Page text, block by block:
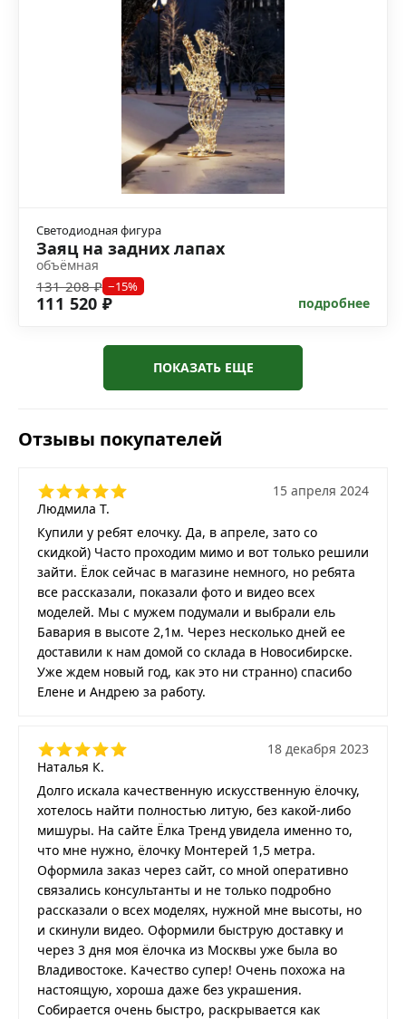
Светодиодная фигура
Заяц на задних лапах
объёмная
131 208 ₽ −15%
111 520 ₽ подробнее
ПОКАЗАТЬ ЕЩЕ
Отзывы покупателей
Людмила Т.
15 апреля 2024
Купили у ребят елочку. Да, в апреле, зато со
скидкой) Часто проходим мимо и вот только решили
зайти. Ёлок сейчас в магазине немного, но ребята
все рассказали, показали фото и видео всех
моделей. Мы с мужем подумали и выбрали ель
Бавария в высоте 2,1м. Через несколько дней ее
доставили к нам домой со склада в Новосибирске.
Уже ждем новый год, как это ни странно) спасибо
Елене и Андрею за работу.
Наталья К.
18 декабря 2023
Долго искала качественную искусственную ёлочку,
хотелось найти полностью литую, без какой-либо
мишуры. На сайте Ёлка Тренд увидела именно то,
что мне нужно, ёлочку Монтерей 1,5 метра.
Оформила заказ через сайт, со мной оперативно
связались консультанты и не только подробно
рассказали о всех моделях, нужной мне высоты, но
и скинули видео. Оформили быструю доставку и
через 3 дня моя ёлочка из Москвы уже была во
Владивостоке. Качество супер! Очень похожа на
настоящую, хороша даже без украшения.
Собирается очень быстро, раскрывается как